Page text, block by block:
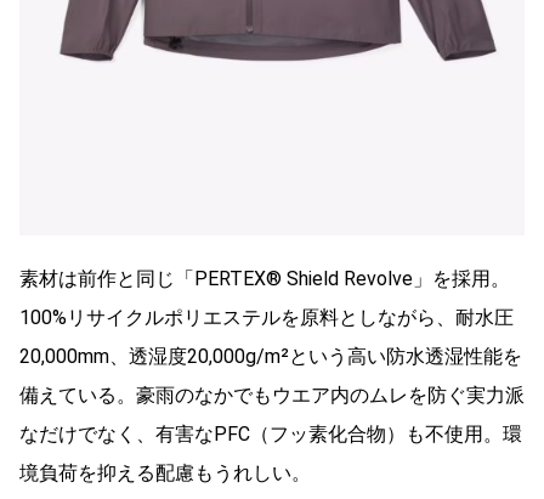
素材は前作と同じ「PERTEX® Shield Revolve」を採用。
100%リサイクルポリエステルを原料としながら、耐水圧
20,000mm、透湿度20,000g/m²という高い防水透湿性能を
備えている。豪雨のなかでもウエア内のムレを防ぐ実力派
なだけでなく、有害なPFC（フッ素化合物）も不使用。環
境負荷を抑える配慮もうれしい。